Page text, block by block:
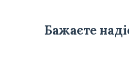
Бажаєте